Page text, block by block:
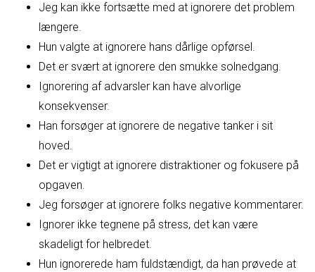
Jeg kan ikke fortsætte med at ignorere det problem
længere.
Hun valgte at ignorere hans dårlige opførsel.
Det er svært at ignorere den smukke solnedgang.
Ignorering af advarsler kan have alvorlige
konsekvenser.
Han forsøger at ignorere de negative tanker i sit
hoved.
Det er vigtigt at ignorere distraktioner og fokusere på
opgaven.
Jeg forsøger at ignorere folks negative kommentarer.
Ignorer ikke tegnene på stress, det kan være
skadeligt for helbredet.
Hun ignorerede ham fuldstændigt, da han prøvede at